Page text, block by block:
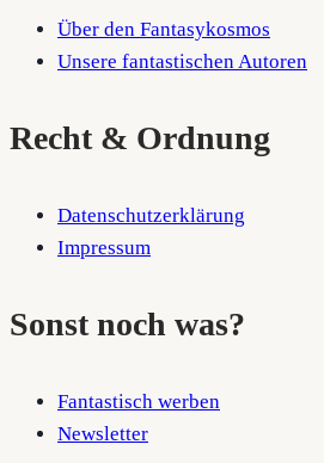
Über den Fantasykosmos
Unsere fantastischen Autoren
Recht & Ordnung
Datenschutzerklärung
Impressum
Sonst noch was?
Fantastisch werben
Newsletter